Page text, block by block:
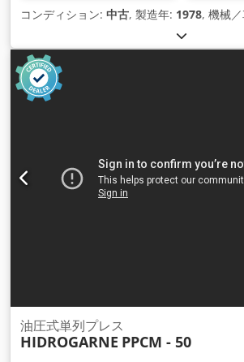
コンディション: 中古, 製造年: 1978, 機械
油圧式単列プレス
HIDROGARNE PPCM - 50